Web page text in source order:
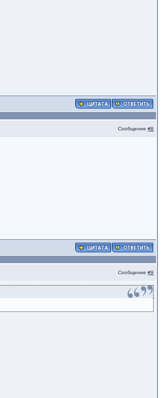
Сообщение#8
Сообщение#9